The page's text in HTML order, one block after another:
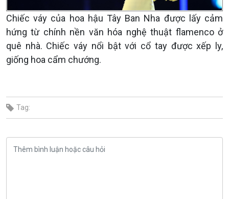
Chiếc váy của hoa hậu Tây Ban Nha được lấy cảm
hứng từ chính nền văn hóa nghệ thuật flamenco ở
quê nhà. Chiếc váy nổi bật với cổ tay được xếp ly,
giống hoa cẩm chướng.
Tag: